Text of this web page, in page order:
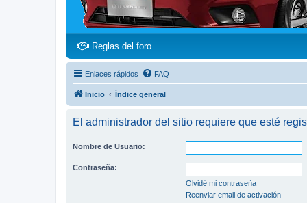
Reglas del foro(Opens a new tab)
Enlaces rápidos FAQ
Inicio Índice general
El administrador del sitio requiere que esté
Nombre de Usuario:
Contraseña:
Olvidé mi contraseña
Reenviar email de activación